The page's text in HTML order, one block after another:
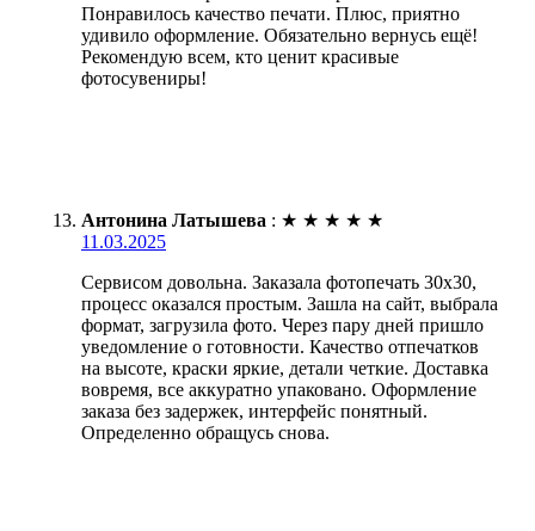
Понравилось качество печати. Плюс, приятно
удивило оформление. Обязательно вернусь ещё!
Рекомендую всем, кто ценит красивые
фотосувениры!
Антонина Латышева : ★ ★ ★ ★ ★
11.03.2025
Сервисом довольна. Заказала фотопечать 30х30,
процесс оказался простым. Зашла на сайт, выбрала
формат, загрузила фото. Через пару дней пришло
уведомление о готовности. Качество отпечатков
на высоте, краски яркие, детали четкие. Доставка
вовремя, все аккуратно упаковано. Оформление
заказа без задержек, интерфейс понятный.
Определенно обращусь снова.